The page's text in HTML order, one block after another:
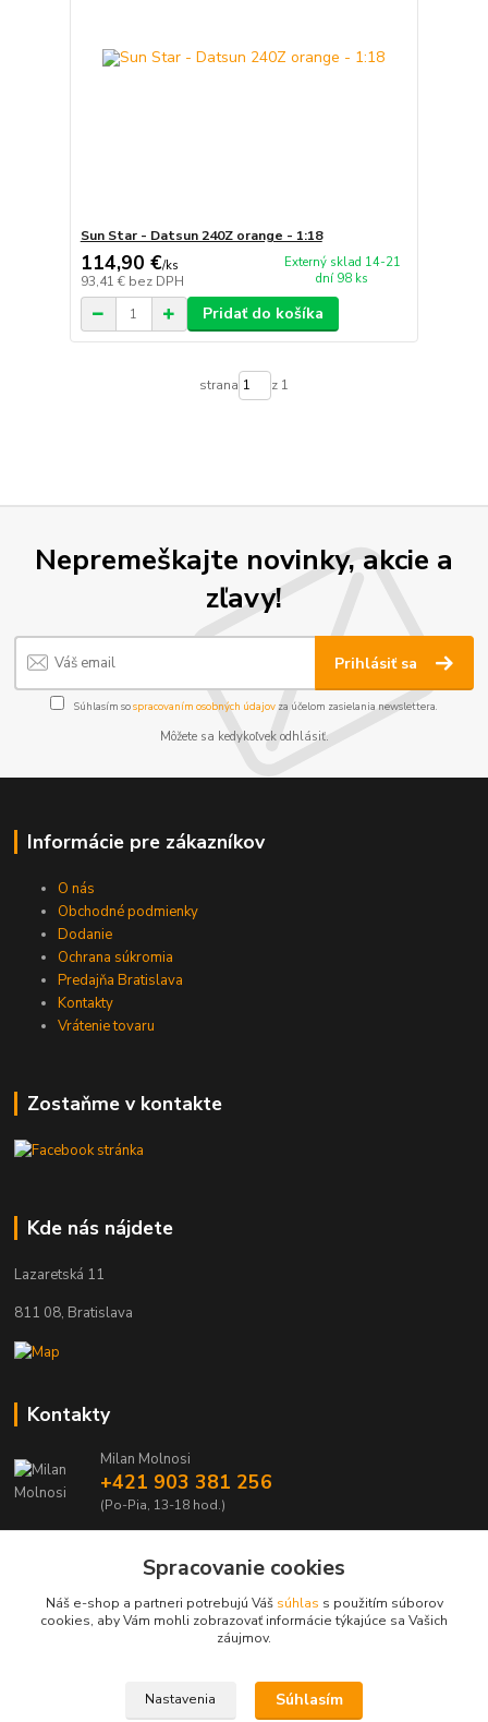
Sun Star - Datsun 240Z orange - 1:18
114,90 €/ks
93,41 € bez DPH
Externý sklad 14-21
dní 98 ks
Pridať do košíka
strana z 1
Nepremeškajte novinky, akcie a
zľavy!
Prihlásiť sa
Súhlasím sospracovaním osobných údajov za účelom zasielania newslettera.
Môžete sa kedykoľvek odhlásiť.
Informácie pre zákazníkov
O nás
Obchodné podmienky
Dodanie
Ochrana súkromia
Predajňa Bratislava
Kontakty
Vrátenie tovaru
Zostaňme v kontakte
Kde nás nájdete
Lazaretská 11
811 08, Bratislava
Kontakty
Milan Molnosi
+421 903 381 256
(Po-Pia, 13-18 hod.)
Upravit sběr cookies.
Spracovanie cookies
Náš e-shop a partneri potrebujú Váš súhlas s použitím súborov
cookies, aby Vám mohli zobrazovať informácie týkajúce sa Vašich
záujmov.
Nastavenia Súhlasím